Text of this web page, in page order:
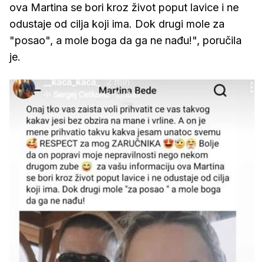
ova Martina se bori kroz život poput lavice i ne
odustaje od cilja koji ima. Dok drugi mole za
"posao", a mole boga da ga ne nađu!", poručila
je.